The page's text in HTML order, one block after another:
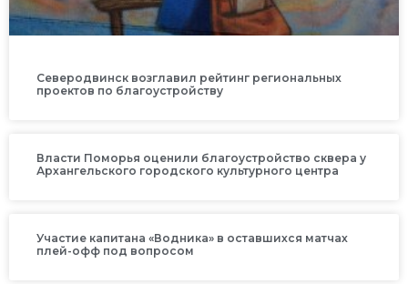
Северодвинск возглавил рейтинг региональных
проектов по благоустройству
Власти Поморья оценили благоустройство сквера у
Архангельского городского культурного центра
Участие капитана «Водника» в оставшихся матчах
плей-офф под вопросом